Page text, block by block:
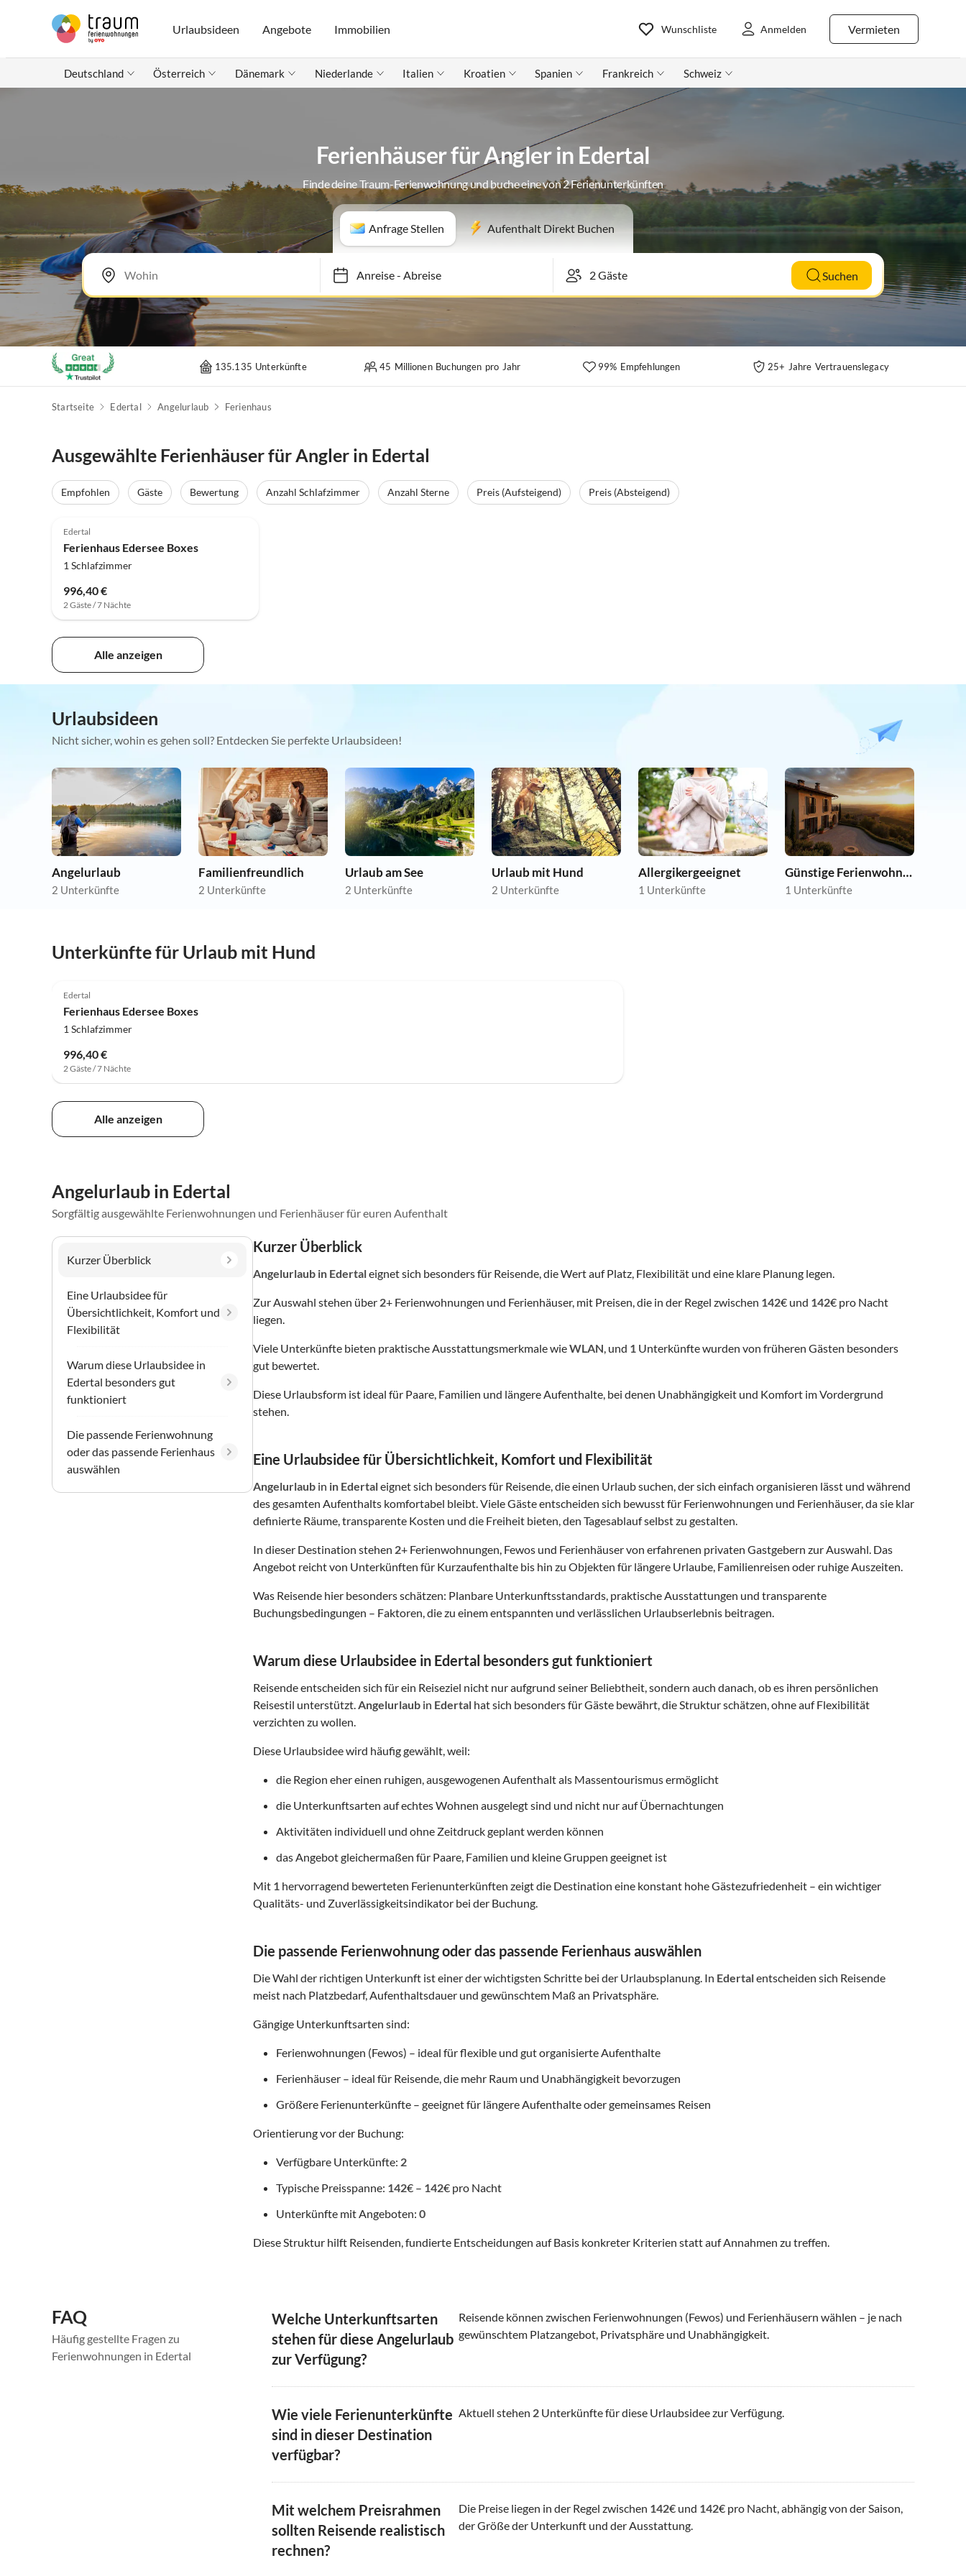
Urlaubsideen Angebote Immobilien Vermieten
Wunschliste Anmelden
Deutschland Österreich Dänemark Niederlande Italien Kroatien Spanien Frankreich Schweiz
Ferienhäuser für Angler in Edertal
Finde deine Traum-Ferienwohnung und buche eine von 2 Ferienunterkünften
Anfrage Stellen Aufenthalt Direkt Buchen
Anreise-Abreise Suchen
135.135 Unterkünfte 45 Millionen Buchungen pro Jahr 99% Empfehlungen 25+ Jahre Vertrauenslegacy
Startseite Edertal Angelurlaub Ferienhaus
Ausgewählte Ferienhäuser für Angler in Edertal
Empfohlen Gäste Bewertung Anzahl Schlafzimmer Anzahl Sterne Preis (Aufsteigend) Preis (Absteigend)
Edertal
Ferienhaus Edersee Boxes
1 Schlafzimmer
996,40 €
2 Gäste / 7 Nächte
Alle anzeigen
Urlaubsideen
Nicht sicher, wohin es gehen soll? Entdecken Sie perfekte Urlaubsideen!
Angelurlaub
2 Unterkünfte
Familienfreundlich
2 Unterkünfte
Urlaub am See
2 Unterkünfte
Urlaub mit Hund
2 Unterkünfte
Allergikergeeignet
1 Unterkünfte
Günstige Ferienwohnungen
1 Unterkünfte
Unterkünfte für Urlaub mit Hund
Edertal
Ferienhaus Edersee Boxes
1 Schlafzimmer
996,40 €
2 Gäste / 7 Nächte
Alle anzeigen
Angelurlaub in Edertal
Sorgfältig ausgewählte Ferienwohnungen und Ferienhäuser für euren Aufenthalt
Kurzer Überblick
Eine Urlaubsidee für
Übersichtlichkeit, Komfort und
Flexibilität
Warum diese Urlaubsidee in
Edertal besonders gut
funktioniert
Die passende Ferienwohnung
oder das passende Ferienhaus
auswählen
Kurzer Überblick
Angelurlaub in Edertaleignet sich besonders für Reisende, die Wert auf Platz, Flexibilität und eine klare Planung legen.
Zur Auswahl stehen über 2+ Ferienwohnungen und Ferienhäuser, mit Preisen, die in der Regel zwischen 142€ und 142€ pro Nacht
liegen.
Viele Unterkünfte bieten praktische Ausstattungsmerkmale wieWLAN, und 1 Unterkünfte wurden von früheren Gästen besonders
gut bewertet.
Diese Urlaubsform ist ideal für Paare, Familien und längere Aufenthalte, bei denen Unabhängigkeit und Komfort im Vordergrund
stehen.
Eine Urlaubsidee für Übersichtlichkeit, Komfort und Flexibilität
Angelurlaub in in Edertaleignet sich besonders für Reisende, die einen Urlaub suchen, der sich einfach organisieren lässt und während
des gesamten Aufenthalts komfortabel bleibt. Viele Gäste entscheiden sich bewusst für Ferienwohnungen und Ferienhäuser, da sie klar
definierte Räume, transparente Kosten und die Freiheit bieten, den Tagesablauf selbst zu gestalten.
In dieser Destination stehen 2+ Ferienwohnungen, Fewos und Ferienhäuser von erfahrenen privaten Gastgebern zur Auswahl. Das
Angebot reicht von Unterkünften für Kurzaufenthalte bis hin zu Objekten für längere Urlaube, Familienreisen oder ruhige Auszeiten.
Was Reisende hier besonders schätzen: Planbare Unterkunftsstandards, praktische Ausstattungen und transparente
Buchungsbedingungen – Faktoren, die zu einem entspannten und verlässlichen Urlaubserlebnis beitragen.
Warum diese Urlaubsidee in Edertal besonders gut funktioniert
Reisende entscheiden sich für ein Reiseziel nicht nur aufgrund seiner Beliebtheit, sondern auch danach, ob es ihren persönlichen
Reisestil unterstützt.Angelurlaub in Edertal hat sich besonders für Gäste bewährt, die Struktur schätzen, ohne auf Flexibilität
verzichten zu wollen.
Diese Urlaubsidee wird häufig gewählt, weil:
die Region eher einen ruhigen, ausgewogenen Aufenthalt als Massentourismus ermöglicht
die Unterkunftsarten auf echtes Wohnen ausgelegt sind und nicht nur auf Übernachtungen
Aktivitäten individuell und ohne Zeitdruck geplant werden können
das Angebot gleichermaßen für Paare, Familien und kleine Gruppen geeignet ist
Mit 1 hervorragend bewerteten Ferienunterkünften zeigt die Destination eine konstant hohe Gästezufriedenheit – ein wichtiger
Qualitäts- und Zuverlässigkeitsindikator bei der Buchung.
Die passende Ferienwohnung oder das passende Ferienhaus auswählen
Die Wahl der richtigen Unterkunft ist einer der wichtigsten Schritte bei der Urlaubsplanung. In Edertalentscheiden sich Reisende
meist nach Platzbedarf, Aufenthaltsdauer und gewünschtem Maß an Privatsphäre.
Gängige Unterkunftsarten sind:
Ferienwohnungen (Fewos) – ideal für flexible und gut organisierte Aufenthalte
Ferienhäuser – ideal für Reisende, die mehr Raum und Unabhängigkeit bevorzugen
Größere Ferienunterkünfte – geeignet für längere Aufenthalte oder gemeinsames Reisen
Orientierung vor der Buchung:
Verfügbare Unterkünfte: 2
Typische Preisspanne: 142€ – 142€ pro Nacht
Unterkünfte mit Angeboten: 0
Diese Struktur hilft Reisenden, fundierte Entscheidungen auf Basis konkreter Kriterien statt auf Annahmen zu treffen.
FAQ
Häufig gestellte Fragen zu
Ferienwohnungen in Edertal
Welche Unterkunftsarten
stehen für diese Angelurlaub
zur Verfügung?
Reisende können zwischen Ferienwohnungen (Fewos) und Ferienhäusern wählen – je nach
gewünschtem Platzangebot, Privatsphäre und Unabhängigkeit.
Wie viele Ferienunterkünfte
sind in dieser Destination
verfügbar?
Aktuell stehen 2 Unterkünfte für diese Urlaubsidee zur Verfügung.
Mit welchem Preisrahmen
sollten Reisende realistisch
rechnen?
Die Preise liegen in der Regel zwischen 142€ und 142€ pro Nacht, abhängig von der Saison,
der Größe der Unterkunft und der Ausstattung.